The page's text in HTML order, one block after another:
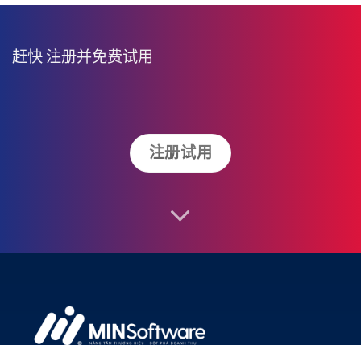
赶快 注册并免费试用
注册试用